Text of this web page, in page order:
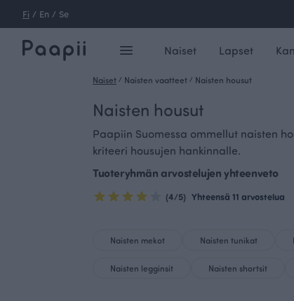
Fi / En / Se
Naiset Lapset
Naiset / Naisten vaatteet / Naisten housut
Naisten housut
Paapiin Suomessa ommellut naisten
kriteeri housujen hankinnalle.
Tuoteryhmän arvostelujen yhteenveto
(4/5) Yhteensä 11 arvostelua
Naisten mekot Naisten tunikat
Naisten legginsit Naisten shortsit